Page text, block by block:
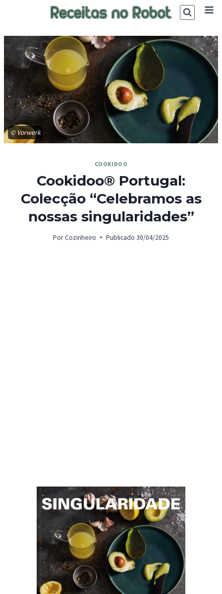
© Vorwerk
COOKIDOO
Cookidoo® Portugal:
Colecção “Celebramos as
nossas singularidades”
Por Cozinheiro Publicado 30/04/2025